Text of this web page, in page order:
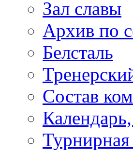
Зал славы
Архив по
Белсталь
Состав
Турнирная